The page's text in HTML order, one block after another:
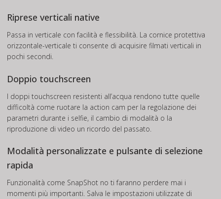
Riprese verticali native
Passa in verticale con facilità e flessibilità. La cornice protettiva
orizzontale-verticale ti consente di acquisire filmati verticali in
pochi secondi.
Doppio touchscreen
I doppi touchscreen resistenti all’acqua rendono tutte quelle
difficoltà come ruotare la action cam per la regolazione dei
parametri durante i selfie, il cambio di modalità o la
riproduzione di video un ricordo del passato.
Modalità personalizzate e pulsante di selezione
rapida
Funzionalità come SnapShot no ti faranno perdere mai i
momenti più importanti. Salva le impostazioni utilizzate di